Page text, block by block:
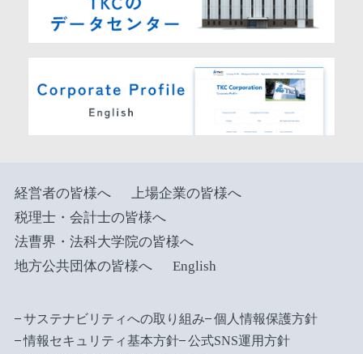
経営者の皆様へ
上場企業の皆様へ
税理士・会計士の皆様へ
法曹界・法科大学院の皆様へ
地方公共団体の皆様へ
English
サステナビリティへの取り組み
個人情報保護方針
情報セキュリティ基本方針
公式SNS運用方針